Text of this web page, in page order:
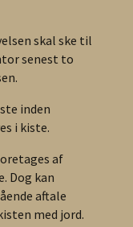
skal ske til
senest to
inden
i kiste.
af
Dog kan
aftale
med jord.